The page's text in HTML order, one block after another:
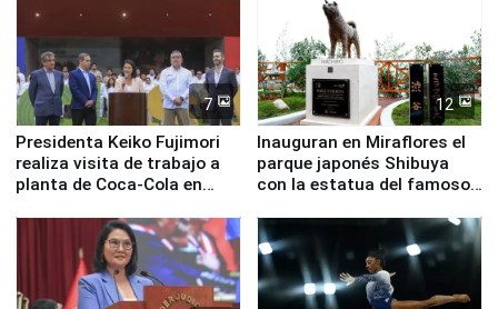
7
Presidenta Keiko Fujimori
realiza visita de trabajo a
planta de Coca-Cola en
12
Inauguran en Miraflores el
parque japonés Shibuya
con la estatua del famoso